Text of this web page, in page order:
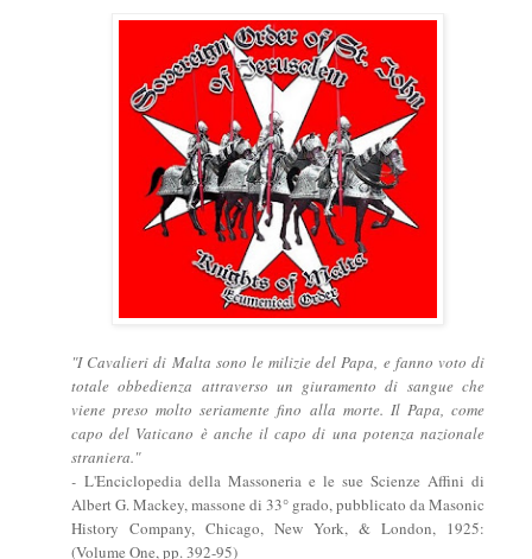
"I Cavalieri di Malta sono le milizie del Papa, e fanno voto di
totale obbedienza attraverso un giuramento di sangue che
viene preso molto seriamente fino alla morte. Il Papa, come
capo del Vaticano è anche il capo di una potenza nazionale
straniera."
- L'Enciclopedia della Massoneria e le sue Scienze Affini di
Albert G. Mackey, massone di 33° grado, pubblicato da Masonic
History Company, Chicago, New York, & London, 1925:
(Volume One, pp. 392-95)